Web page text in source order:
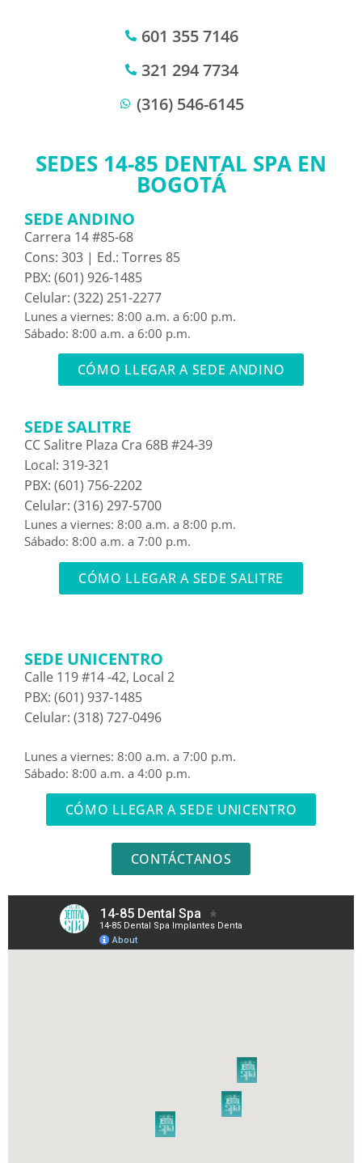
601 355 7146
321 294 7734
(316) 546-6145
SEDES 14-85 DENTAL SPA EN
BOGOTÁ
SEDE ANDINO
Carrera 14 #85-68
Cons: 303 | Ed.: Torres 85
PBX: (601) 926-1485
Celular: (322) 251-2277
Lunes a viernes: 8:00 a.m. a 6:00 p.m.
Sábado: 8:00 a.m. a 6:00 p.m.
CÓMO LLEGAR A SEDE ANDINO
SEDE SALITRE
CC Salitre Plaza Cra 68B #24-39
Local: 319-321
PBX: (601) 756-2202
Celular: (316) 297-5700
Lunes a viernes: 8:00 a.m. a 8:00 p.m.
Sábado: 8:00 a.m. a 7:00 p.m.
CÓMO LLEGAR A SEDE SALITRE
SEDE UNICENTRO
Calle 119 #14 -42, Local 2
PBX: (601) 937-1485
Celular: (318) 727-0496
Lunes a viernes: 8:00 a.m. a 7:00 p.m.
Sábado: 8:00 a.m. a 4:00 p.m.
CÓMO LLEGAR A SEDE UNICENTRO
CONTÁCTANOS